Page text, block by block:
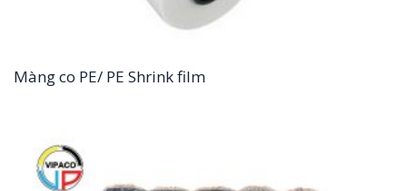
Màng co PE/ PE Shrink film